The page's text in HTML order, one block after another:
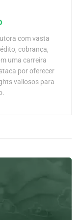
com vasta
cobrança,
uma carreira
por oferecer
valiosos para